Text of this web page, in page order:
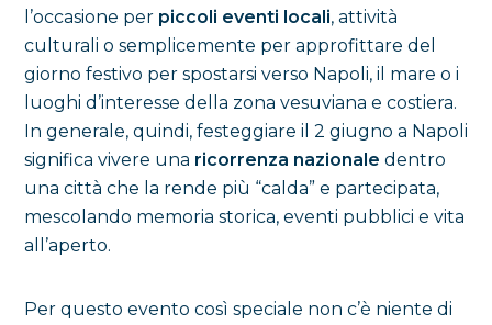
l’occasione per piccoli eventi locali, attività
culturali o semplicemente per approfittare del
giorno festivo per spostarsi verso Napoli, il mare o i
luoghi d’interesse della zona vesuviana e costiera.
In generale, quindi, festeggiare il 2 giugno a Napoli
significa vivere una ricorrenza nazionale dentro
una città che la rende più “calda” e partecipata,
mescolando memoria storica, eventi pubblici e vita
all’aperto.
Per questo evento così speciale non c’è niente di